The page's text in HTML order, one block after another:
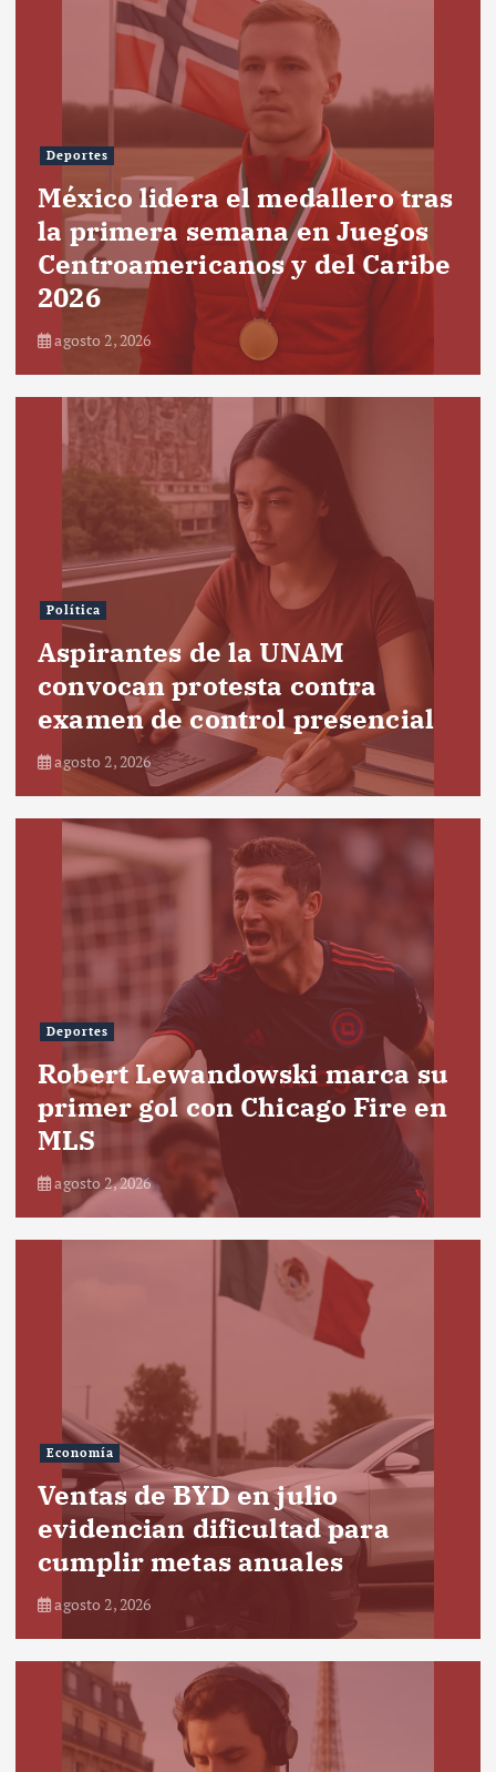
Deportes
México lidera el medallero tras
la primera semana en Juegos
Centroamericanos y del Caribe
2026
agosto 2, 2026
Política
Aspirantes de la UNAM
convocan protesta contra
examen de control presencial
agosto 2, 2026
Deportes
Robert Lewandowski marca su
primer gol con Chicago Fire en
MLS
agosto 2, 2026
Economía
Ventas de BYD en julio
evidencian dificultad para
cumplir metas anuales
agosto 2, 2026